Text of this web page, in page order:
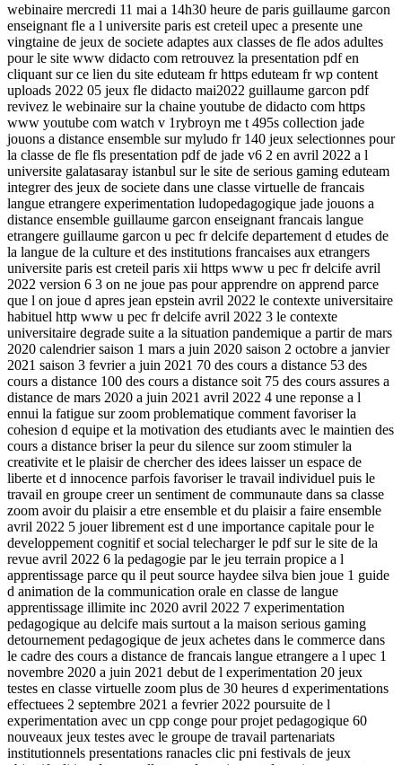
webinaire mercredi 11 mai a 14h30 heure de paris guillaume garcon
enseignant fle a l universite paris est creteil upec a presente une
vingtaine de jeux de societe adaptes aux classes de fle ados adultes
pour le site www didacto com retrouvez la presentation pdf en
cliquant sur ce lien du site eduteam fr https eduteam fr wp content
uploads 2022 05 jeux fle didacto mai2022 guillaume garcon pdf
revivez le webinaire sur la chaine youtube de didacto com https
www youtube com watch v 1rybroyn me t 495s collection jade
jouons a distance ensemble sur myludo fr 140 jeux selectionnes pour
la classe de fle fls presentation pdf de jade v6 2 en avril 2022 a l
universite galatasaray istanbul sur le site de serious gaming eduteam
integrer des jeux de societe dans une classe virtuelle de francais
langue etrangere experimentation ludopedagogique jade jouons a
distance ensemble guillaume garcon enseignant francais langue
etrangere guillaume garcon u pec fr delcife departement d etudes de
la langue de la culture et des institutions francaises aux etrangers
universite paris est creteil paris xii https www u pec fr delcife avril
2022 version 6 3 on ne joue pas pour apprendre on apprend parce
que l on joue d apres jean epstein avril 2022 le contexte universitaire
habituel http www u pec fr delcife avril 2022 3 le contexte
universitaire degrade suite a la situation pandemique a partir de mars
2020 calendrier saison 1 mars a juin 2020 saison 2 octobre a janvier
2021 saison 3 fevrier a juin 2021 70 des cours a distance 53 des
cours a distance 100 des cours a distance soit 75 des cours assures a
distance de mars 2020 a juin 2021 avril 2022 4 une reponse a l
ennui la fatigue sur zoom problematique comment favoriser la
cohesion d equipe et la motivation des etudiants avec le maintien des
cours a distance briser la peur du silence sur zoom stimuler la
creativite et le plaisir de chercher des idees laisser un espace de
liberte et d innocence parfois favoriser le travail individuel puis le
travail en groupe creer un sentiment de communaute dans sa classe
zoom avoir du plaisir a etre ensemble et du plaisir a faire ensemble
avril 2022 5 jouer librement est d une importance capitale pour le
developpement cognitif et social telecharger le pdf sur le site de la
revue avril 2022 6 la pedagogie par le jeu terrain propice a l
apprentissage parce qu il peut source haydee silva bien joue 1 guide
d animation de la communication orale en classe de langue
apprentissage illimite inc 2020 avril 2022 7 experimentation
pedagogique au delcife mais surtout a la maison serious gaming
detournement pedagogique de jeux achetes dans le commerce dans
le cadre des cours a distance de francais langue etrangere a l upec 1
novembre 2020 a juin 2021 debut de l experimentation 20 jeux
testes en classe virtuelle zoom plus de 30 heures d experimentations
effectuees 2 septembre 2021 a fevrier 2022 poursuite de l
experimentation avec un cpp conge pour projet pedagogique 60
nouveaux jeux testes avec le groupe de travail partenariats
institutionnels presentations ranacles clic pni festivals de jeux